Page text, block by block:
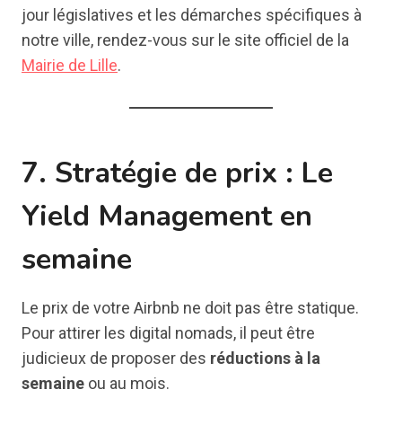
jour législatives et les démarches spécifiques à
notre ville, rendez-vous sur le site officiel de la
Mairie de Lille.
7. Stratégie de prix : Le
Yield Management en
semaine
Le prix de votre Airbnb ne doit pas être statique.
Pour attirer les digital nomads, il peut être
judicieux de proposer des réductions à la
semaine ou au mois.